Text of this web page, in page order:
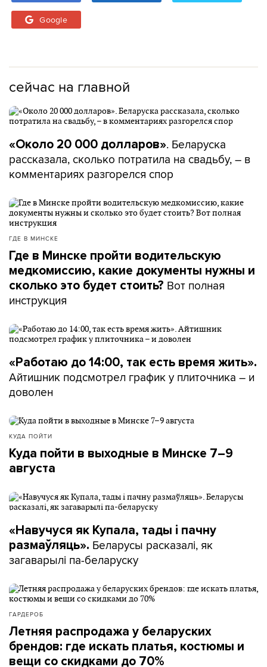
Google
сейчас на главной
«Около 20 000 долларов». Беларуска
рассказала, сколько потратила на свадьбу, – в
комментариях разгорелся спор
ГДЕ В МИНСКЕ
Где в Минске пройти водительскую
медкомиссию, какие документы нужны и
сколько это будет стоить? Вот полная
инструкция
«Работаю до 14:00, так есть время жить».
Айтишник подсмотрел график у плиточника – и
доволен
КУДА ПОЙТИ
Куда пойти в выходные в Минске 7–9
августа
«Навучуся як Купала, тады і пачну
размаўляць». Беларусы расказалі, як
загаварылі па-беларуску
ГАРДЕРОБ
Летняя распродажа у беларуских
брендов: где искать платья, костюмы и
вещи со скидками до 70%